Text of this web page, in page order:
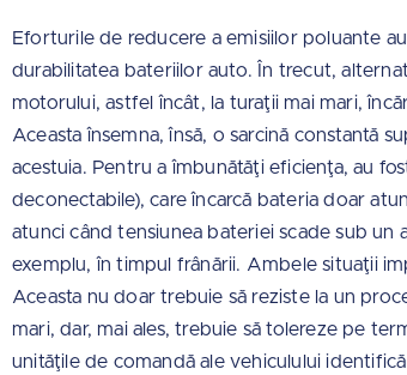
Eforturile de reducere a emisiilor poluante
durabilitatea bateriilor auto. În trecut,
motorului, astfel încât, la turaţii mai mari,
Aceasta însemna, însă, o sarcină constantă
acestuia. Pentru a îmbunătăţi eficienţa, au
deconectabile), care încarcă bateria doar
atunci când tensiunea bateriei scade sub
exemplu, în timpul frânării. Ambele situaţii
Aceasta nu doar trebuie să reziste la un
mari, dar, mai ales, trebuie să tolereze pe
unităţile de comandă ale vehiculului